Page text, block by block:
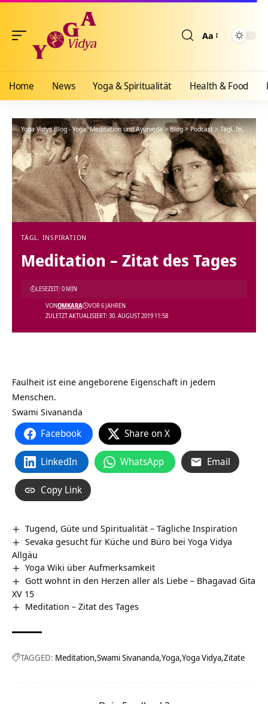
Aa
Home News Yoga & Spiritualität Health & Food
Yoga Vidya Blog - Yoga, Meditation und Ayurveda>Blog>Podcast>Tägl. Inspiration
TÄGL. INSPIRATION
Meditation – Zitat des Tages
ZULETZT AKTUALISIERT: 30. AUGUST 2019 11:58
VONOMKARA VOR 6 JAHREN
LESEZEIT: 0 MIN
Faulheit ist eine angeborene Eigenschaft in jedem
Menschen.
Swami Sivananda
Facebook Share on X
LinkedIn WhatsApp Email
Copy Link
Tugend, Güte und Spiritualität – Tägliche Inspiration
Sevaka gesucht für Küche und Büro bei Yoga Vidya
Allgäu
Yoga Wiki über Aufmerksamkeit
Gott wohnt in den Herzen aller als Liebe – Bhagavad Gita
XV 15
Meditation – Zitat des Tages
TAGGED: Meditation Swami Sivananda Yoga Yoga Vidya Zitate